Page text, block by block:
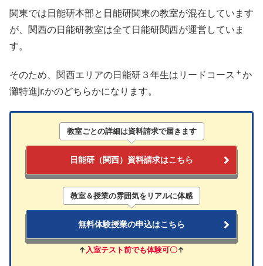
関東では日能研本部と日能研関東の教室が混在しています
が、関西の日能研教室は全て日能研関西が運営していま
す。
そのため、関西エリアの日能研３年生はリードコース ＋か
灘特進Jr.かのどちらかになります。
教室ごとの詳細は資料請求で届きます
日能研（関西）資料請求はこちら
教室＆授業の雰囲気をリアルに体感
無料体験授業の申込はこちら
↑ 入室テスト前でも体験可〇↑